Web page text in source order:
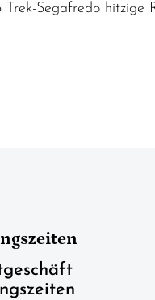
Trek-Segafredo